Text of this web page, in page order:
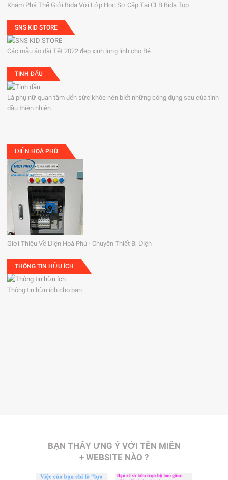
Khám Phá Thế Giới Bida Với Lớp Học Sơ Cấp Tại CLB Bida Top
SNS KID STORE
Các mẫu áo dài Tết 2022 đẹp xinh lung linh cho Bé
TINH DẦU
Là phụ nữ quan tâm đến sức khỏe nên biết những công dụng sau của tinh
dầu thiên nhiên
ĐIỆN HOÀ PHÚ
Giới Thiệu Về Điện Hoà Phú - Chuyên Thiết Bị Điện
THÔNG TIN HỮU ÍCH
Thông tin hữu ích cho bạn
BẠN THẤY ƯNG Ý VỚI TÊN MIỀN
+ WEBSITE NÀO ?